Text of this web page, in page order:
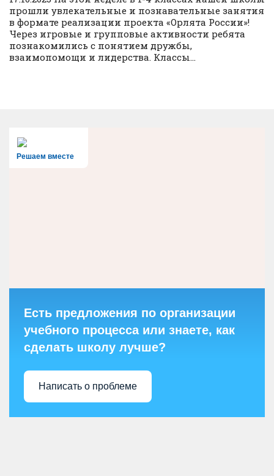
прошли увлекательные и познавательные занятия
в формате реализации проекта «Орлята России»!
Через игровые и групповые активности ребята
познакомились с понятием дружбы,
взаимопомощи и лидерства. Классы...
Решаем вместе
Есть предложения по организации
учебного процесса или знаете, как
сделать школу лучше?
Написать о проблеме